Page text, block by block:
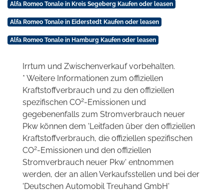
Alfa Romeo Tonale in Kreis Segeberg Kaufen oder leasen
Alfa Romeo Tonale in Eiderstedt Kaufen oder leasen
Alfa Romeo Tonale in Hamburg Kaufen oder leasen
Irrtum und Zwischenverkauf vorbehalten.
* Weitere Informationen zum offiziellen
Kraftstoffverbrauch und zu den offiziellen
spezifischen CO2-Emissionen und
gegebenenfalls zum Stromverbrauch neuer
Pkw können dem 'Leitfaden über den offiziellen
Kraftstoffverbrauch, die offiziellen spezifischen
CO2-Emissionen und den offiziellen
Stromverbrauch neuer Pkw' entnommen
werden, der an allen Verkaufsstellen und bei der
'Deutschen Automobil Treuhand GmbH'